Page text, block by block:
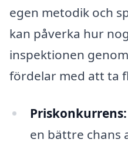
egen metodik och
kan påverka hur
inspektionen
fördelar med att ta
Priskonkurrens:
en bättre chans